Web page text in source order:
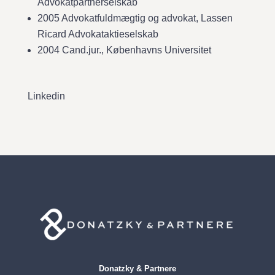
Advokatpartnerselskab
2005 Advokatfuldmægtig og advokat, Lassen
Ricard Advokataktieselskab
2004 Cand.jur., Københavns Universitet
Linkedin
Donatzky & Partnere